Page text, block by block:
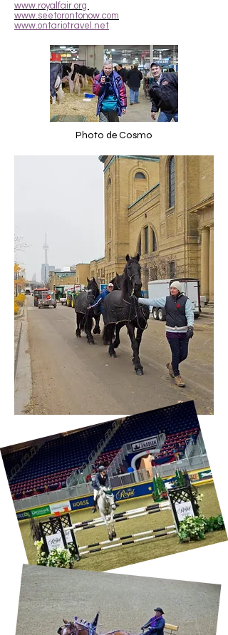
www.royalfair.org
www.seetorontonow.com
www.ontariotravel.net
Photo de Cosmo